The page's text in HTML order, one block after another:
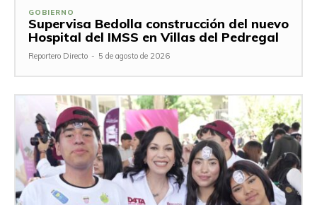
GOBIERNO
Supervisa Bedolla construcción del nuevo
Hospital del IMSS en Villas del Pedregal
Reportero Directo - 5 de agosto de 2026